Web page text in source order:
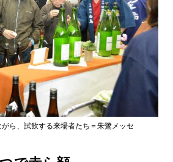
ら、試飲する来場者たち＝朱鷺メッセ